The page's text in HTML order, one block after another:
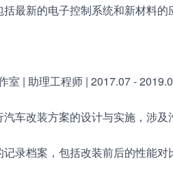
最新的电子控制系统和新材料的
室 | 助理工程师 | 2017.07 -
车改装方案的设计与实施，涉及
录档案，包括改装前后的性能对